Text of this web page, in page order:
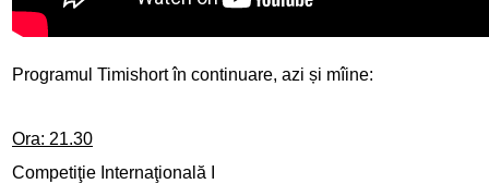
Programul Timishort în continuare, azi și mîine:
Ora: 21.30
Competiţie Internaţională I